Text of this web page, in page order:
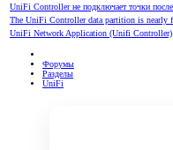
UniFi Controller не подключает точки после
The UniFi Controller data partition is nearly
UniFi Network Application (Unifi Controller)
Форумы
Разделы
UniFi